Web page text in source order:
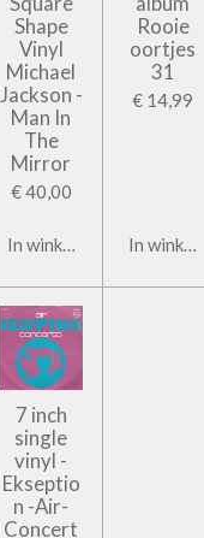
Shape
Vinyl
Michael
Jackson -
Man In
The
Mirror
€ 40,00
In winkelwagen
Rooie
oortjes
31
€ 14,99
In
7 inch
single
vinyl -
Ekseptio
n -Air-
Concert